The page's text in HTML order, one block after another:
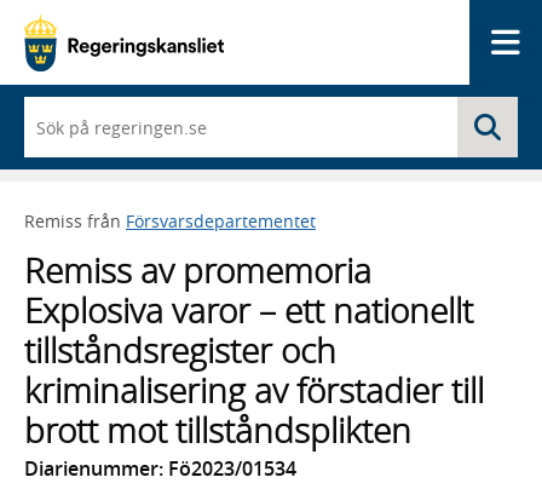
du
börjar
skriva
framträder
lista
med
sökförslag
Remiss från Försvarsdepartementet
Remiss av promemoria
Explosiva varor – ett nationellt
tillståndsregister och
kriminalisering av förstadier till
brott mot tillståndsplikten
Diarienummer: Fö2023/01534